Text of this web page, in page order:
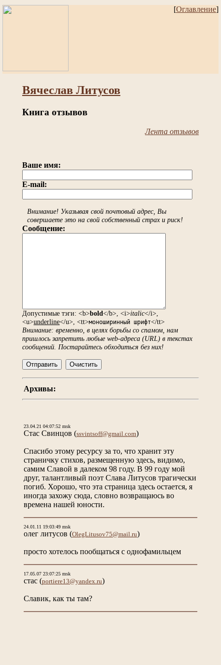
[Оглавление]
Вячеслав Литусов
Книга отзывов
Лента отзывов
Ваше имя:
E-mail:
Внимание! Указывая свой почтовый адрес, Вы
совершаете это на свой собственный страх и риск!
Сообщение:
Допустимые тэги: <b>bold</b>, <i>italic</i>,
<u>underline</u>, <tt>моноширинный шрифт</tt>
Внимание: временно, в целях борьбы со спамом, нам
пришлось запретить любые web-адреса (URL) в текстах
сообщений. Постарайтесь обходиться без них!
Архивы:
23.04.21 04:07:52 msk
Стас Свинцов (ssvintsoff@gmail.com)
Спасибо этому ресурсу за то, что хранит эту
страничку стихов, размещенную здесь, видимо,
самим Славой в далеком 98 году. В 99 году мой
друг, талантливый поэт Слава Литусов трагически
погиб. Хорошо, что эта страница здесь остается, я
иногда захожу сюда, словно возвращаюсь во
времена нашей юности.
24.01.11 19:03:49 msk
олег литусов (OlegLitusov75@mail.ru)
просто хотелось пообщаться с однофамильцем
17.05.07 23:07:25 msk
стас (portiere13@yandex.ru)
Славик, как ты там?